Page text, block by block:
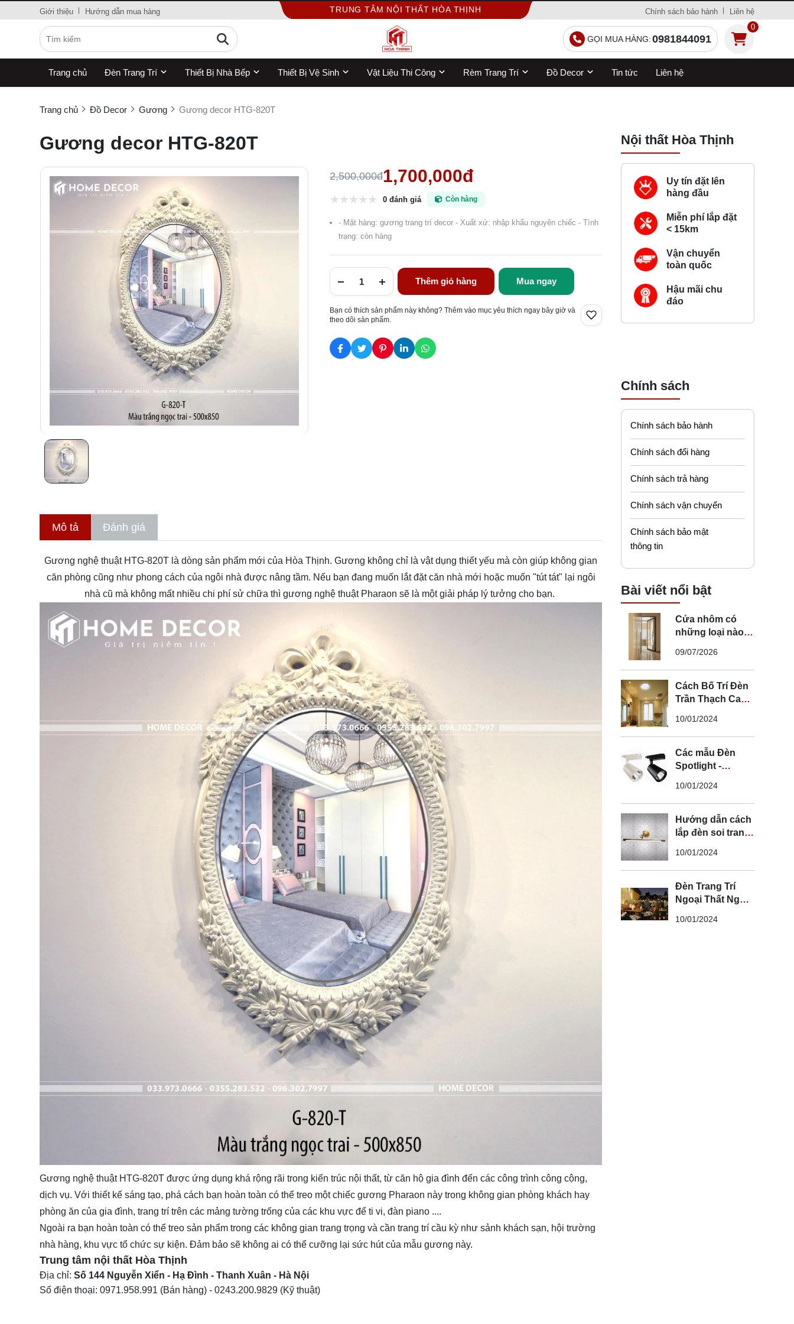
Giới thiệu Hướng dẫn mua hàng TRUNG TÂM NỘI THẤT HÒA THỊNH Chính sách bảo hành Liên hệ
GỌI MUA HÀNG:0981844091
0
Trang chủ Đèn Trang Trí Thiết Bị Nhà Bếp Thiết Bị Vệ Sinh Vật Liệu Thi Công Rèm Trang Trí Đồ Decor Tin tức Liên hệ
Trang chủ Đồ Decor Gương Gương decor HTG-820T
Gương decor HTG-820T
2,500,000đ1,700,000đ
0 đánh giá Còn hàng
- Mặt hàng: gương trang trí decor - Xuất xứ: nhập khẩu nguyên chiếc - Tình
trạng: còn hàng
Thêm giỏ hàng Mua ngay
Bạn có thích sản phẩm này không? Thêm vào mục yêu thích ngay bây giờ và
theo dõi sản phẩm.
Mô tả Đánh giá
Gương nghệ thuậtHTG-820T là dòng sản phẩm mới của Hòa Thịnh. Gương không chỉ là vật dụng thiết yếu mà còn giúp không gian
căn phòng cũng như phong cách của ngôi nhà được nâng tầm. Nếu bạn đang muốn lắt đặt căn nhà mới hoặc muốn "tút tát" lại ngôi
nhà cũ mà không mất nhiều chi phí sử chữa thì gương nghệ thuật Pharaon sẽ là một giải pháp lý tưởng cho bạn.
Gương nghệ thuật HTG-820T được ứng dụng khá rộng rãi trong kiến trúc nội thất, từ căn hộ gia đình đến các công trình công cộng,
dịch vụ. Với thiết kế sáng tạo, phá cách bạn hoàn toàn có thể treo một chiếc gương Pharaon này trong không gian phòng khách hay
phòng ăn của gia đình, trang trí trên các mảng tường trống của các khu vực để ti vi, đàn piano ....
Ngoài ra bạn hoàn toàn có thể treo sản phẩm trong các không gian trang trọng và cần trang trí cầu kỳ như sảnh khách sạn, hội trường
nhà hàng, khu vực tổ chức sự kiện. Đảm bảo sẽ không ai có thể cưỡng lại sức hút của mẫu gương này.
Trung tâm nội thất Hòa Thịnh
Địa chỉ: Số 144 Nguyễn Xiển - Hạ Đình - Thanh Xuân - Hà Nội
Số điện thoại: 0971.958.991 (Bán hàng) - 0243.200.9829 (Kỹ thuật)
Nội thất Hòa Thịnh
Uy tín đặt lên
hàng đầu
Miễn phí lắp đặt
< 15km
Vận chuyển
toàn quốc
Hậu mãi chu
đáo
Chính sách
Chính sách bảo hành
Chính sách đổi hàng
Chính sách trả hàng
Chính sách vận chuyển
Chính sách bảo mật
thông tin
Bài viết nổi bật
Cửa nhôm có
những loại nào?
nhôm phù hợp
09/07/2026
Cách Bố Trí Đèn
Trần Thạch Cao
Lắp Đèn Trần
Thạch Cao
10/01/2024
Các mẫu Đèn
Spotlight -
- Spotlight rọi ray
10/01/2024
Hướng dẫn cách
lắp đèn soi tranh
an toàn
10/01/2024
Đèn Trang Trí
Ngoại Thất Ngoài
Thất Trang Trí
10/01/2024